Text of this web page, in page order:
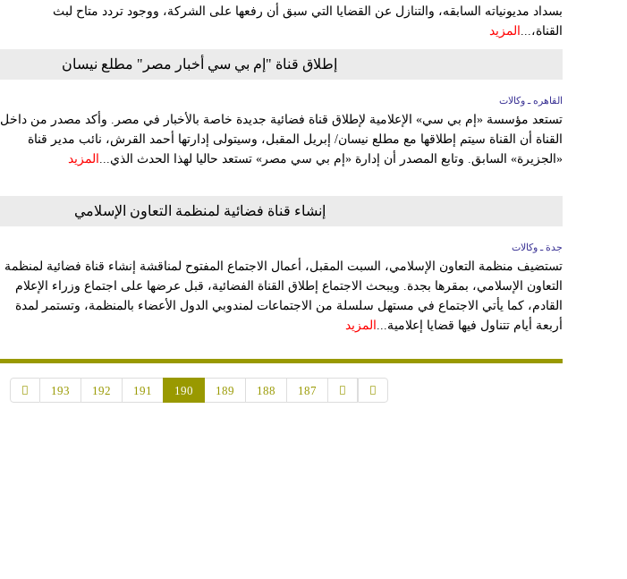
بسداد مديونياته السابقه، والتنازل عن القضايا التي سبق أن رفعها على الشركة، ووجود تردد متاح لبث
القناة،... المزيد
إطلاق قناة "إم بي سي أخبار مصر" مطلع نيسان
القاهره ـ وكالات
تستعد مؤسسة «إم بي سي» الإعلامية لإطلاق قناة فضائية جديدة خاصة بالأخبار في مصر. وأكد مصدر من داخل
القناة أن القناة سيتم إطلاقها مع مطلع نيسان/ إبريل المقبل، وسيتولى إدارتها أحمد القرش، نائب مدير قناة
«الجزيرة» السابق. وتابع المصدر أن إدارة «إم بي سي مصر» تستعد حاليا لهذا الحدث الذي... المزيد
إنشاء قناة فضائية لمنظمة التعاون الإسلامي
جدة ـ وكالات
تستضيف منظمة التعاون الإسلامي، السبت المقبل، أعمال الاجتماع المفتوح لمناقشة إنشاء قناة فضائية لمنظمة
التعاون الإسلامي، بمقرها بجدة. ويبحث الاجتماع إطلاق القناة الفضائية، قبل عرضها على اجتماع وزراء الإعلام
القادم، كما يأتي الاجتماع في مستهل سلسلة من الاجتماعات لمندوبي الدول الأعضاء بالمنظمة، وتستمر لمدة
أربعة أيام تتناول فيها قضايا إعلامية... المزيد
187
188
189
190
191
192
193